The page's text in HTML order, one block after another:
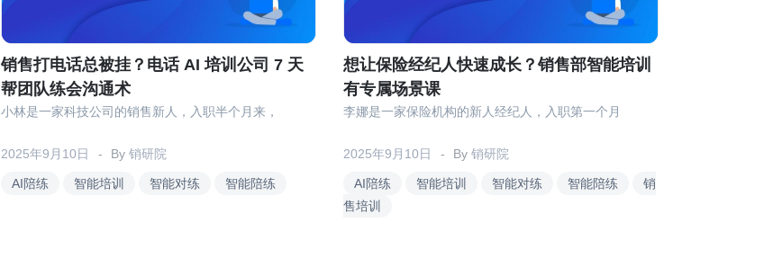
AI陪练 智能培训 智能对练 智能陪练
销售打电话总被挂？电话 AI 培训公司 7 天
帮团队练会沟通术
2025年9月10日 By 销研院
小林是一家科技公司的销售新人，入职半个月来，
AI陪练 智能培训 智能对练 智能陪练
销
售培训
想让保险经纪人快速成长？销售部智能培训
有专属场景课
2025年9月10日 By 销研院
李娜是一家保险机构的新人经纪人，入职第一个月